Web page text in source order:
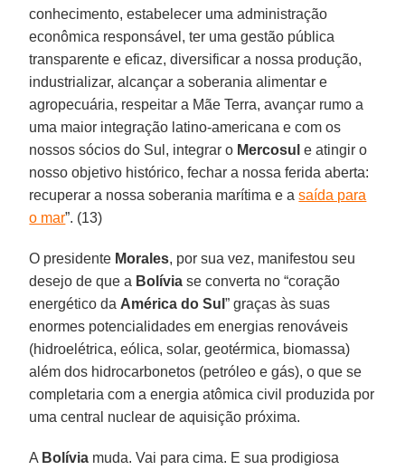
conhecimento, estabelecer uma administração
econômica responsável, ter uma gestão pública
transparente e eficaz, diversificar a nossa produção,
industrializar, alcançar a soberania alimentar e
agropecuária, respeitar a Mãe Terra, avançar rumo a
uma maior integração latino-americana e com os
nossos sócios do Sul, integrar o Mercosul e atingir o
nosso objetivo histórico, fechar a nossa ferida aberta:
recuperar a nossa soberania marítima e asaída para
o mar”. (13)
O presidente Morales, por sua vez, manifestou seu
desejo de que a Bolívia se converta no “coração
energético da América do Sul” graças às suas
enormes potencialidades em energias renováveis
(hidroelétrica, eólica, solar, geotérmica, biomassa)
além dos hidrocarbonetos (petróleo e gás), o que se
completaria com a energia atômica civil produzida por
uma central nuclear de aquisição próxima.
A Bolívia muda. Vai para cima. E sua prodigiosa